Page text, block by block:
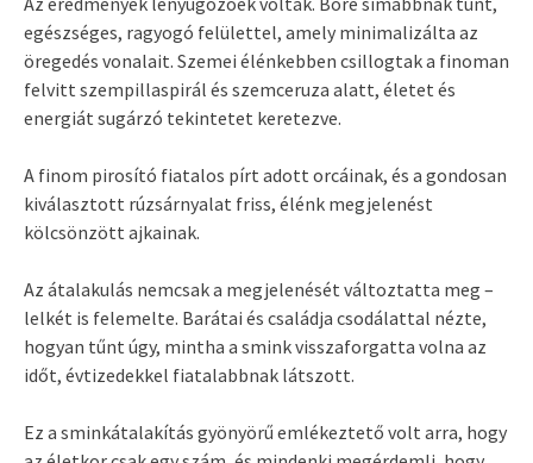
egészséges, ragyogó felülettel, amely minimalizálta az
öregedés vonalait. Szemei élénkebben csillogtak a finoman
felvitt szempillaspirál és szemceruza alatt, életet és
energiát sugárzó tekintetet keretezve.
A finom pirosító fiatalos pírt adott orcáinak, és a gondosan
kiválasztott rúzsárnyalat friss, élénk megjelenést
kölcsönzött ajkainak.
Az átalakulás nemcsak a megjelenését változtatta meg –
lelkét is felemelte. Barátai és családja csodálattal nézte,
hogyan tűnt úgy, mintha a smink visszaforgatta volna az
időt, évtizedekkel fiatalabbnak látszott.
Ez a sminkátalakítás gyönyörű emlékeztető volt arra, hogy